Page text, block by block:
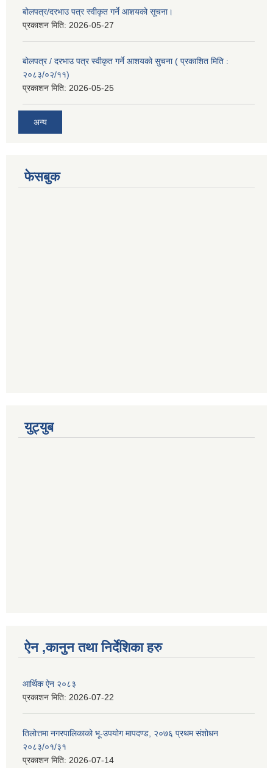
बोलपत्र/दरभाउ पत्र स्वीकृत गर्ने आशयको सूचना।
प्रकाशन मिति: 2026-05-27
बोलपत्र / दरभाउ पत्र स्वीकृत गर्ने आशयको सुचना ( प्रकाशित मिति :
२०८३/०२/११)
प्रकाशन मिति: 2026-05-25
अन्य
फेसबुक
युट्युब
ऐन ,कानुन तथा निर्देशिका हरु
आर्थिक ऐन २०८३
प्रकाशन मिति: 2026-07-22
तिलोत्तमा नगरपालिकाको भू-उपयोग मापदण्ड, २०७६ प्रथम संशोधन
२०८३/०१/३१
प्रकाशन मिति: 2026-07-14